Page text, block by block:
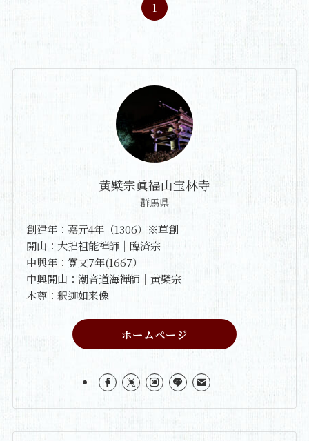
1
黄檗宗眞福山宝林寺
群馬県
創建年：嘉元4年（1306）※草創
開山：大拙祖能禅師｜臨済宗
中興年：寛文7年(1667）
中興開山：潮音道海禅師｜黄檗宗
本尊：釈迦如来像
ホームページ